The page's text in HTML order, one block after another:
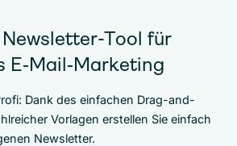
Tool für
E‑Mail‑Marketing
Dank des einfachen Drag-and-
Vorlagen erstellen Sie einfach
Newsletter.